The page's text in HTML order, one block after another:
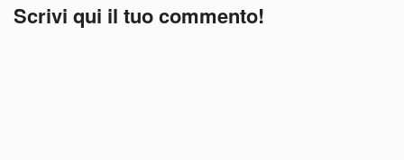
Scrivi qui il tuo commento!